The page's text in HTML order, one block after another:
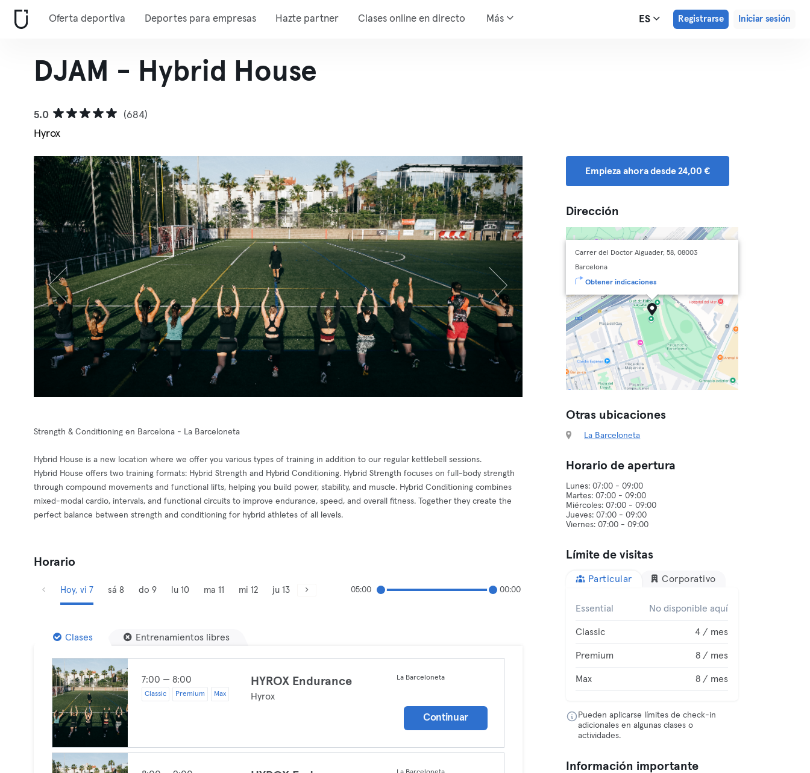
Oferta deportiva Deportes para empresas Hazte partner Clases online en directo Más ES Registrarse Iniciar sesión
DJAM - Hybrid House
5.0
(684)
Hyrox
Strength & Conditioning en Barcelona - La Barceloneta
Hybrid House is a new location where we offer you various types of training in addition to our regular kettlebell sessions.
Hybrid House offers two training formats: Hybrid Strength and Hybrid Conditioning. Hybrid Strength focuses on full-body strength
through compound movements and functional lifts, helping you build power, stability, and muscle. Hybrid Conditioning combines
mixed-modal cardio, intervals, and functional circuits to improve endurance, speed, and overall fitness. Together they create the
perfect balance between strength and conditioning for hybrid athletes of all levels.
Horario
Hoy, vi 7 sá 8 do 9 lu 10 ma 11 mi 12 ju 13 05:00 00:00
Clases Entrenamientos libres
7:00 — 8:00
Classic Premium Max
HYROX Endurance
Hyrox
La Barceloneta
Continuar
Empieza ahora desde 24,00 €
Dirección
Carrer del Doctor Aiguader, 58, 08003
Barcelona
Obtener indicaciones
Otras ubicaciones
La Barceloneta
Horario de apertura
Lunes: 07:00 - 09:00
Martes: 07:00 - 09:00
Miércoles: 07:00 - 09:00
Jueves: 07:00 - 09:00
Límite de visitas
Particular Corporativo
Essential No disponible aquí
Classic 4 / mes
Premium 8 / mes
Max 8 / mes
Pueden aplicarse límites de check-in
adicionales en algunas clases o
actividades.
Información importante